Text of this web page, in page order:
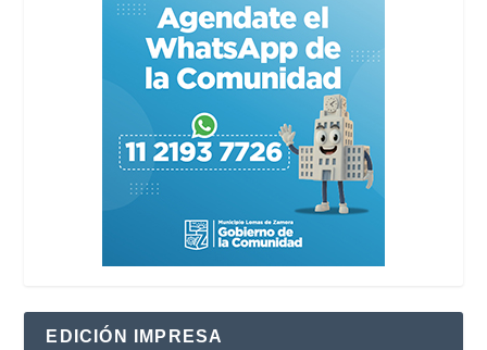
EDICIÓN IMPRESA